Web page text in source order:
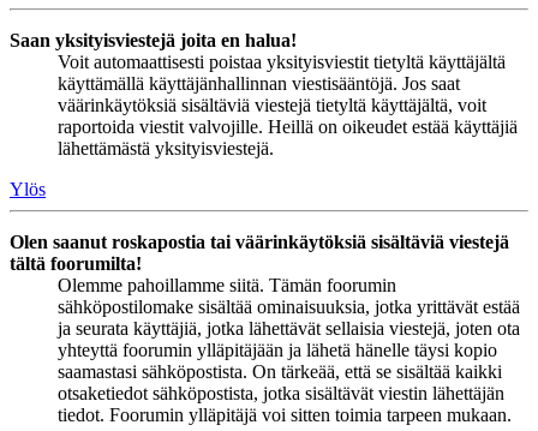
Saan yksityisviestejä joita en halua!
Voit automaattisesti poistaa yksityisviestit tietyltä käyttäjältä
käyttämällä käyttäjänhallinnan viestisääntöjä. Jos saat
väärinkäytöksiä sisältäviä viestejä tietyltä käyttäjältä, voit
raportoida viestit valvojille. Heillä on oikeudet estää käyttäjiä
lähettämästä yksityisviestejä.
Ylös
Olen saanut roskapostia tai väärinkäytöksiä sisältäviä viestejä
tältä foorumilta!
Olemme pahoillamme siitä. Tämän foorumin
sähköpostilomake sisältää ominaisuuksia, jotka yrittävät estää
ja seurata käyttäjiä, jotka lähettävät sellaisia viestejä, joten ota
yhteyttä foorumin ylläpitäjään ja lähetä hänelle täysi kopio
saamastasi sähköpostista. On tärkeää, että se sisältää kaikki
otsaketiedot sähköpostista, jotka sisältävät viestin lähettäjän
tiedot. Foorumin ylläpitäjä voi sitten toimia tarpeen mukaan.